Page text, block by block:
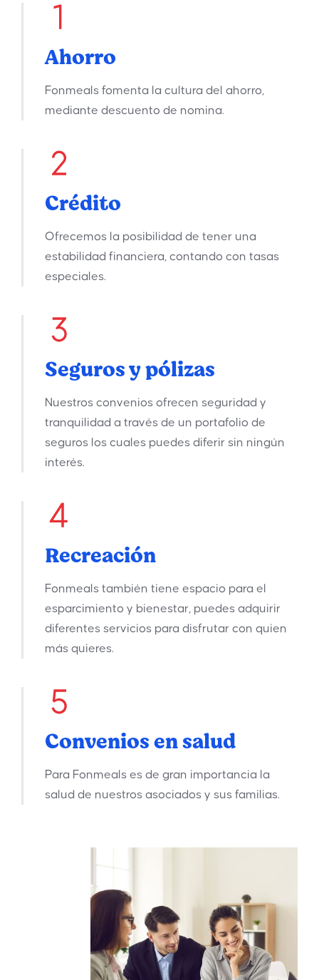
Ahorro
Fonmeals fomenta la cultura del ahorro,
mediante descuento de nomina.
Crédito
Ofrecemos la posibilidad de tener una
estabilidad financiera, contando con tasas
especiales.
Seguros y pólizas
Nuestros convenios ofrecen seguridad y
tranquilidad a través de un portafolio de
seguros los cuales puedes diferir sin ningún
interés.
Recreación
Fonmeals también tiene espacio para el
esparcimiento y bienestar, puedes adquirir
diferentes servicios para disfrutar con quien
más quieres.
Convenios en salud
Para Fonmeals es de gran importancia la
salud de nuestros asociados y sus familias.